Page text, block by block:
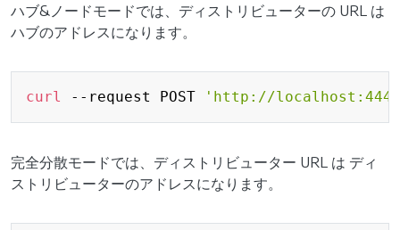
ハブ&ノードモードでは、ディストリビューターの URL は
ハブのアドレスになります。
curl --request POST 'http://
完全分散モードでは、ディストリビューター URL は ディ
ストリビューターのアドレスになります。